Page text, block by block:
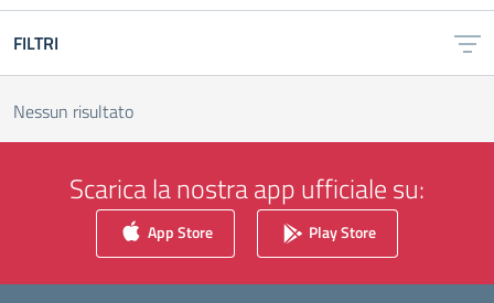
FILTRI
Nessun risultato
Scarica la nostra app ufficiale su:
App Store Play Store